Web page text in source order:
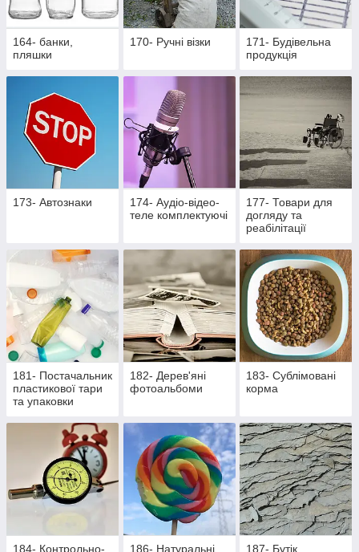
164- банки,
пляшки
170- Ручні візки
171- Будівельна
продукція
173- Автознаки
174- Аудіо-відео-
теле комплектуючі
177- Товари для
догляду та
реабілітації
активних пацієнтів
181- Постачальник
пластикової тари
та упаковки
182- Дерев'яні
фотоальбоми
183- Сублімовані
корма
184- Контрольно- 186- Натуральні 187- Бутік